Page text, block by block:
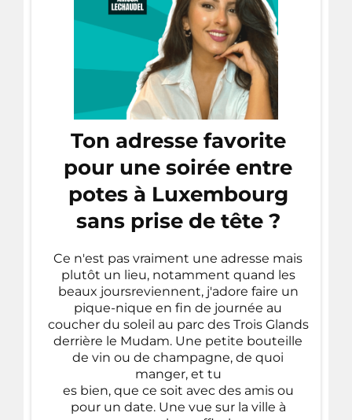
Ton adresse favorite
pour une soirée entre
potes à Luxembourg
sans prise de tête ?
Ce n'est pas vraiment une adresse mais
plutôt un lieu, notamment quand les
beaux joursreviennent, j'adore faire un
pique-nique en fin de journée au
coucher du soleil au parc des Trois Glands
derrière le Mudam. Une petite bouteille
de vin ou de champagne, de quoi
manger, et tu
es bien, que ce soit avec des amis ou
pour un date. Une vue sur la ville à